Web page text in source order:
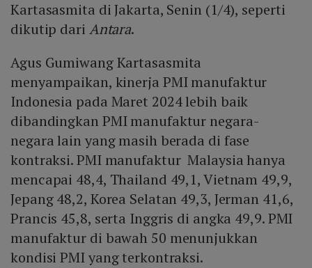
Kartasasmita di Jakarta, Senin (1/4), seperti
dikutip dari Antara.
Agus Gumiwang Kartasasmita
menyampaikan, kinerja PMI manufaktur
Indonesia pada Maret 2024 lebih baik
dibandingkan PMI manufaktur negara-
negara lain yang masih berada di fase
kontraksi. PMI manufaktur Malaysia hanya
mencapai 48,4, Thailand 49,1, Vietnam 49,9,
Jepang 48,2, Korea Selatan 49,3, Jerman 41,6,
Prancis 45,8, serta Inggris di angka 49,9. PMI
manufaktur di bawah 50 menunjukkan
kondisi PMI yang terkontraksi.